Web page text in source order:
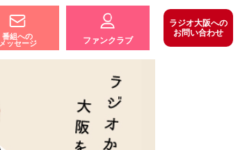
番組への
メッセージ
ファンクラブ
ラジオ大阪への
お問い合わせ